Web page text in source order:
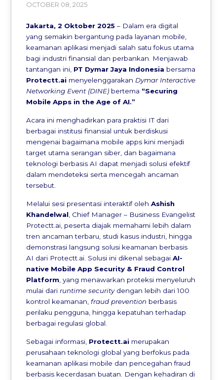
OCTOBER 08, 2025
Jakarta, 2 Oktober 2025 – Dalam era digital
yang semakin bergantung pada layanan mobile,
keamanan aplikasi menjadi salah satu fokus utama
bagi industri finansial dan perbankan. Menjawab
tantangan ini, PT Dymar Jaya Indonesia bersama
Protectt.ai menyelenggarakan Dymar Interactive
Networking Event (DINE) bertema “Securing
Mobile Apps in the Age of AI.”
Acara ini menghadirkan para praktisi IT dari
berbagai institusi finansial untuk berdiskusi
mengenai bagaimana mobile apps kini menjadi
target utama serangan siber, dan bagaimana
teknologi berbasis AI dapat menjadi solusi efektif
dalam mendeteksi serta mencegah ancaman
tersebut.
Melalui sesi presentasi interaktif olehAshish
Khandelwal , Chief Manager – Business Evangelist
Protectt.ai, peserta diajak memahami lebih dalam
tren ancaman terbaru, studi kasus industri, hingga
demonstrasi langsung solusi keamanan berbasis
AI dari Protectt.ai. Solusi ini dikenal sebagaiAI-
native Mobile App Security & Fraud Control
Platform , yang menawarkan proteksi menyeluruh
mulai dari runtime securitydengan lebih dari 100
kontrol keamanan,fraud prevention berbasis
perilaku pengguna, hingga kepatuhan terhadap
berbagai regulasi global.
Sebagai informasi, Protectt.ai merupakan
perusahaan teknologi global yang berfokus pada
keamanan aplikasi mobile dan pencegahan fraud
berbasis kecerdasan buatan. Dengan kehadiran di